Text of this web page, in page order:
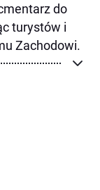
do
turystów i
Zachodowi.